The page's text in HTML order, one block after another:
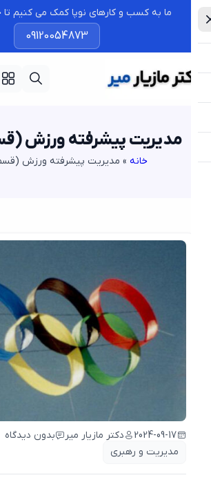
ما به کسب و کارهای نوپا کمک می کنیم تا
09120054873
مدیریت پیشرفته ورزش
»مدیریت پیشرفته ورزش (قسمت
2024-09-17 دکتر مازیار میر
بدون دیدگاه
مدیریت و رهبری